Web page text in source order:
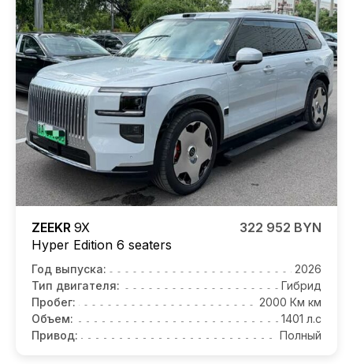
ZEEKR 9X
Hyper Edition 6 seaters
322 952 BYN
Год выпуска:
2026
Тип двигателя:
Гибрид
Пробег:
2000 Км км
Объем:
1401 л.с
Привод:
Полный